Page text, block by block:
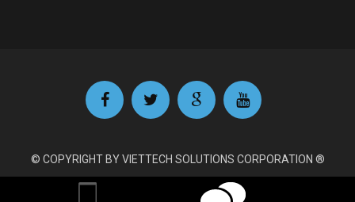
© COPYRIGHT BY VIETTECH SOLUTIONS CORPORATION ®